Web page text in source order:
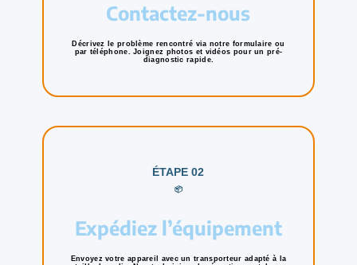
Contactez-nous
Décrivez le problème rencontré via notre formulaire ou
par téléphone. Joignez photos et vidéos pour un pré-
diagnostic rapide.
ÉTAPE 02
📦
Expédiez l’équipement
Envoyez votre appareil avec un transporteur adapté à la